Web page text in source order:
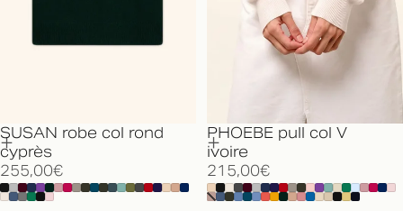
SUSAN robe col rond
cyprès
255,00€
PHOEBE pull col V
ivoire
215,00€